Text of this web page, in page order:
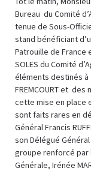
Bureau du Comité
tenue de Sous-
stand bénéficiant
Patrouille de France
SOLES du Comité
éléments destinés à
FREMCOURT et
cette mise en place
sont faits rares en
Général Francis
son Délégué Général
groupe renforcé par
Générale, Irénée